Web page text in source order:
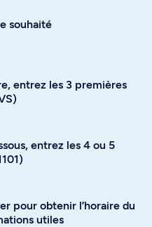
souhaité
entrez les 3 premières
entrez les 4 ou 5
pour obtenir l’horaire du
utiles